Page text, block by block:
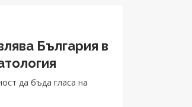
България в
да бъда гласа на